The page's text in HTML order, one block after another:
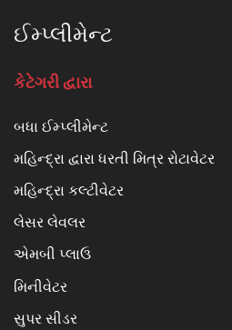
ઈમ્પ્લીમેન્ટ
કેટેગરી દ્વારા
બધા ઈમ્પ્લીમેન્ટ
મહિન્દ્રા દ્વારા ધરતી મિત્ર રોટાવેટર
મહિન્દ્રા કલ્ટીવેટર
લેસર લેવલર
એમબી પ્લાઉ
મિનીવેટર
સુપર સીડર